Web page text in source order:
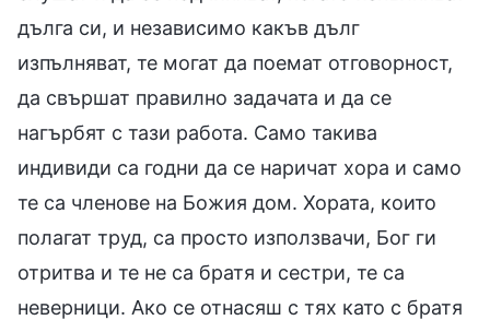
дълга си, и независимо какъв дълг
изпълняват, те могат да поемат отговорност,
да свършат правилно задачата и да се
нагърбят с тази работа. Само такива
индивиди са годни да се наричат хора и само
те са членове на Божия дом. Хората, които
полагат труд, са просто използвачи, Бог ги
отритва и те не са братя и сестри, те са
неверници. Ако се отнасяш с тях като с братя